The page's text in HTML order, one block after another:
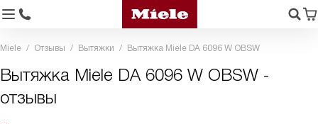
Miele Отзывы Вытяжки Вытяжка Miele DA 6096 W OBSW
Вытяжка Miele DA 6096 W OBSW -
отзывы